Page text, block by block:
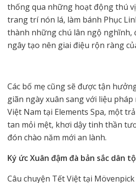
thống qua những hoạt động thú
trang trí nón lá, làm bánh Phục
thành những chú lân ngộ nghĩnh,
ngây tạo nên giai điệu rộn ràng
Các bố mẹ cũng sẽ được tận
giãn ngày xuân sang với liệu pháp
Việt Nam tại Elements Spa, một
tan mỏi mệt, khơi dậy tinh thần
đón chào năm mới an lành.
Ký ức Xuân đậm đà bản sắc dân
Câu chuyện Tết Việt tại